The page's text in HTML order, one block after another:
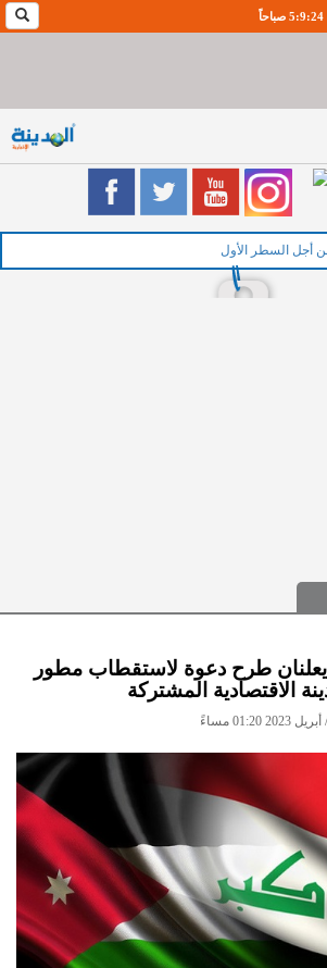
يعلنان طرح دعوة لاستقطاب مطور
الاقتصادية المشتركة